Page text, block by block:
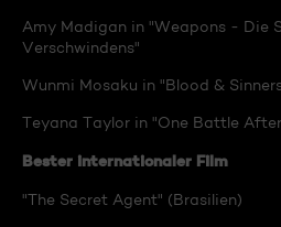
Amy Madigan in "Weapons - Die
Verschwindens"
Wunmi Mosaku in "Blood &
Teyana Taylor in "One Battle
Bester internationaler Film
"The Secret Agent" (Brasilien)